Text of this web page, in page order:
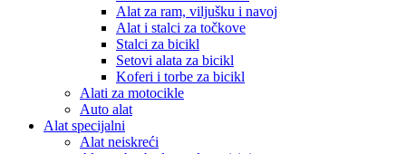
Alat za ram, viljušku i navoj
Alat i stalci za točkove
Stalci za bicikl
Setovi alata za bicikl
Koferi i torbe za bicikl
Alati za motocikle
Auto alat
Alat specijalni
Alat neiskreći